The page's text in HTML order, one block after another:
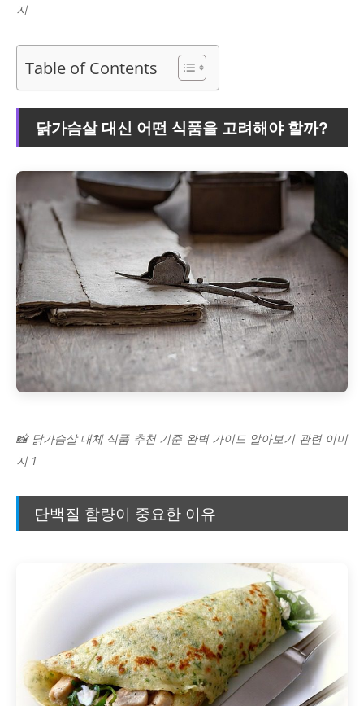
지
Table of Contents
닭가슴살 대신 어떤 식품을 고려해야 할까?
📸 닭가슴살 대체 식품 추천 기준 완벽 가이드 알아보기 관련 이미
지 1
단백질 함량이 중요한 이유